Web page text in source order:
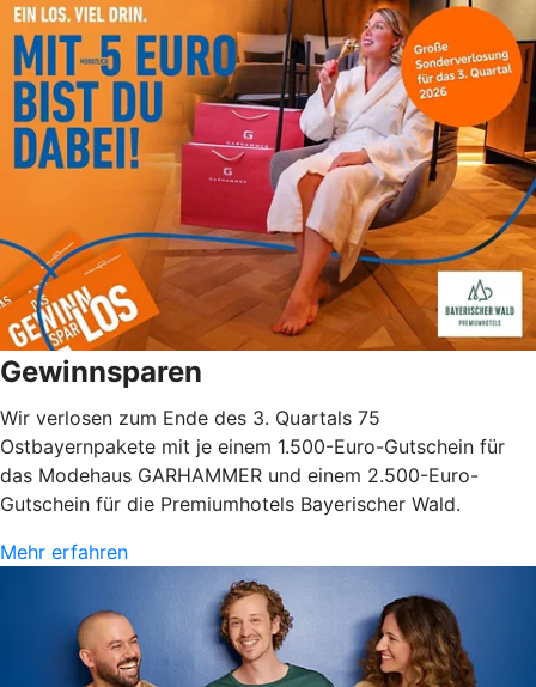
Gewinnsparen
Wir verlosen zum Ende des 3. Quartals 75
Ostbayernpakete mit je einem 1.500-Euro-Gutschein für
das Modehaus GARHAMMER und einem 2.500-Euro-
Gutschein für die Premiumhotels Bayerischer Wald.
Mehr erfahren